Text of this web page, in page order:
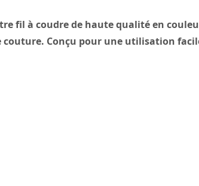
fil à coudre de haute qualité en
couture. Conçu pour une utilisation